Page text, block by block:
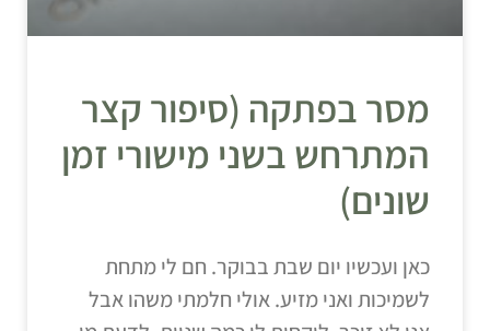
מסר בפתקה (סיפור קצר
המתרחש בשני מישורי זמן
שונים)
כאן ועכשיו יום שבת בבוקר. חם לי מתחת
לשמיכות ואני מזיע. אולי חלמתי משהו אבל